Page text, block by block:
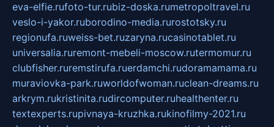
eva-elfie.rufoto-tur.rubiz-doska.rumetropoltravel.ru
veslo-i-yakor.ruborodino-media.rurostotsky.ru
regionufa.ruweiss-bet.ruzaryna.rucasinotablet.ru
universalia.ruremont-mebeli-moscow.rutermomur.ru
clubfisher.ruremstirufa.ruerdamchi.rudoramamama.ru
muraviovka-park.ruworldofwoman.ruclean-dreams.ru
arkrym.rukristinita.rudircomputer.ruhealthenter.ru
textexperts.rupivnaya-kruzhka.rukinofilmy-2021.ru